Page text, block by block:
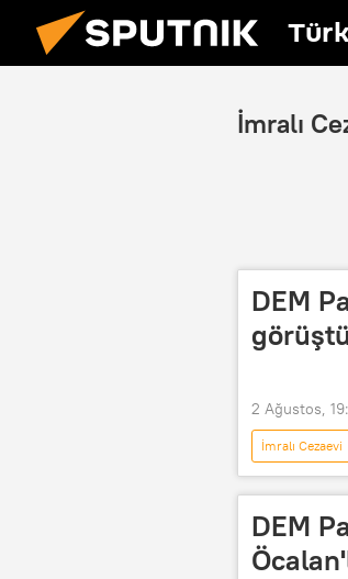
İmralı
DEM
görüştü
2 Ağustos,
İmralı Cezaevi
Terörsüz
DEM